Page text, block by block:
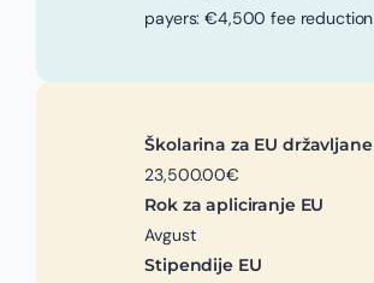
payers: €4,500 fee reduction
Školarina za EU državljane
23,500.00€
Rok za apliciranje EU
Avgust
Stipendije EU